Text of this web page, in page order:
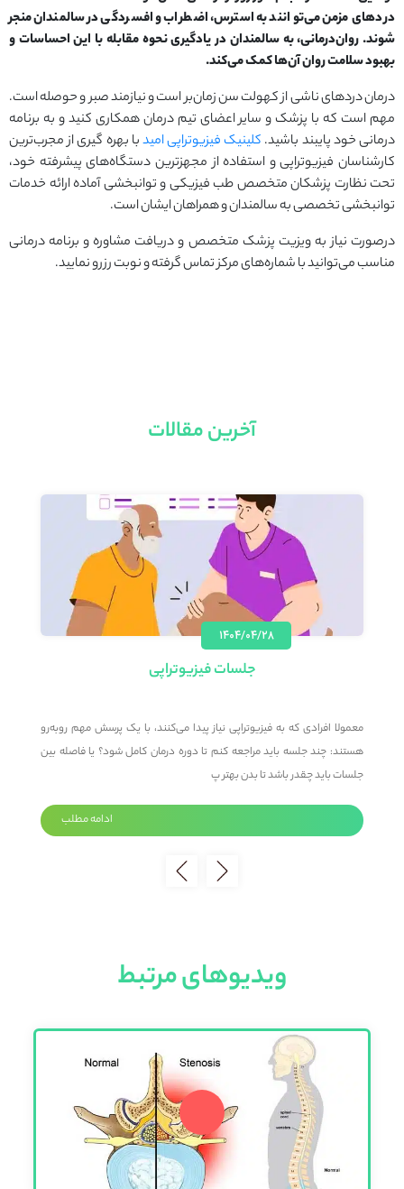
دردهای مزمن می‌توانند به استرس، اضطراب و افسردگی در سالمندان منجر
شوند. روان‌درمانی، به سالمندان در یادگیری نحوه مقابله با این احساسات و
بهبود سلامت روان آن‌ها کمک می‌کند.
درمان دردهای ناشی از کهولت سن زمان‌بر است و نیازمند صبر و حوصله است.
مهم است که با پزشک و سایر اعضای تیم درمان همکاری کنید و به برنامه
درمانی خود پایبند باشید. کلینیک فیزیوتراپی امیدبا بهره گیری از مجرب‌ترین
کارشناسان فیزیوتراپی و استفاده از مجهزترین دستگاه‌های پیشرفته خود،
تحت نظارت پزشکان متخصص طب فیزیکی و توانبخشی آماده ارائه خدمات
توانبخشی تخصصی به سالمندان و همراهان ایشان است.
درصورت نیاز به ویزیت پزشک متخصص و دریافت مشاوره و برنامه درمانی
مناسب می‌توانید با شماره‌های مرکز تماس گرفته و نوبت رزرو نمایید.
آخرین مقالات
۱۴۰۴/۰۴/۲۸
جلسات فیزیوتراپی
معمولا افرادی که به فیزیوتراپی نیاز پیدا می‌کنند، با یک پرسش مهم روبه‌رو
هستند: چند جلسه باید مراجعه کنم تا دوره درمان کامل شود؟ یا فاصله بین
جلسات باید چقدر باشد تا بدن بهتر پ
ادامه مطلب
ویدیوهای مرتبط